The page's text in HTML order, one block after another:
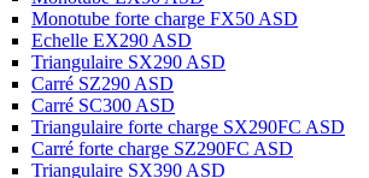
Monotube forte charge FX50 ASD
Echelle EX290 ASD
Triangulaire SX290 ASD
Carré SZ290 ASD
Carré SC300 ASD
Triangulaire forte charge SX290FC ASD
Carré forte charge SZ290FC ASD
Triangulaire SX390 ASD